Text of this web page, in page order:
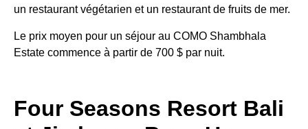
un restaurant végétarien et un restaurant de fruits de mer.
Le prix moyen pour un séjour au COMO Shambhala
Estate commence à partir de 700 $ par nuit.
Four Seasons Resort Bali